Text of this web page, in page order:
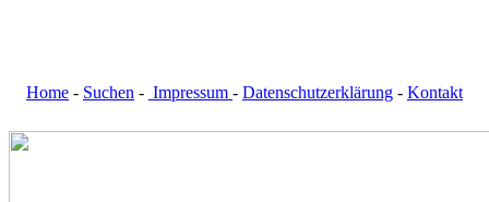
Home - Suchen - Impressum - Datenschutzerklärung - Kontakt